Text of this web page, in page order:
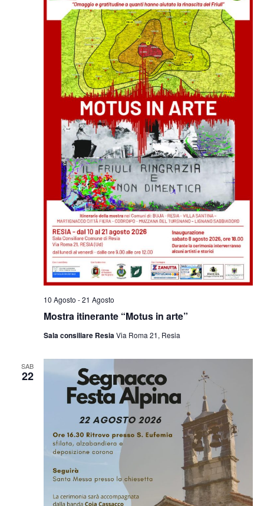
Mostra itinerante “Motus in arte”
10 Agosto -21 Agosto
Sala consiliare ResiaVia Roma 21, Resia
SAB
22